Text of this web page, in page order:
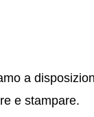
a
e stampare.